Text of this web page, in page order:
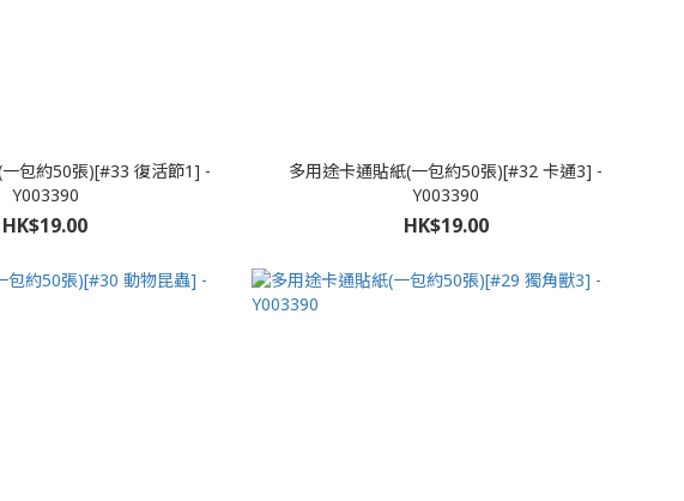
包約50張)[#33 復活節1] -
Y003390
HK$19.00
多用途卡通貼紙(一包約50張)[#32 卡通3] -
Y003390
HK$19.00